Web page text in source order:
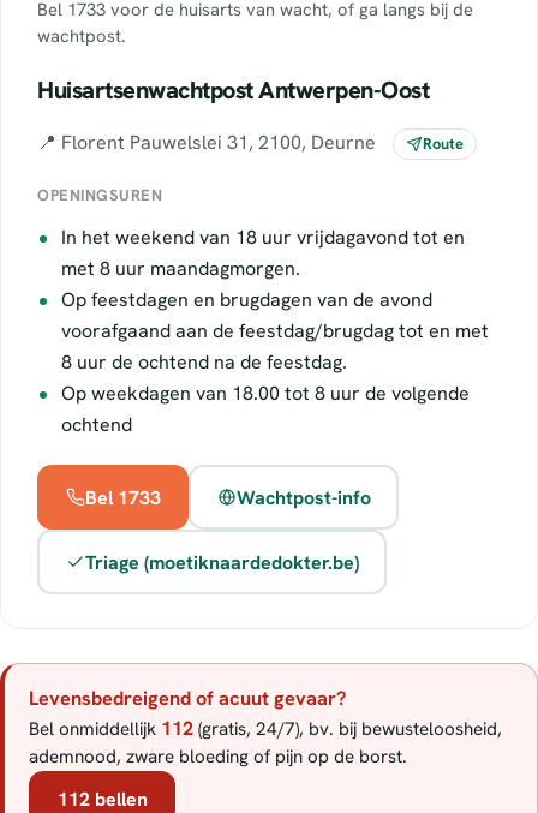
Bel 1733 voor de huisarts van wacht, of ga langs bij de
wachtpost.
Huisartsenwachtpost Antwerpen-Oost
📍 Florent Pauwelslei 31, 2100, Deurne Route
OPENINGSUREN
In het weekend van 18 uur vrijdagavond tot en
met 8 uur maandagmorgen.
Op feestdagen en brugdagen van de avond
voorafgaand aan de feestdag/brugdag tot en met
8 uur de ochtend na de feestdag.
Op weekdagen van 18.00 tot 8 uur de volgende
ochtend
Bel 1733 Wachtpost-info
Triage (moetiknaardedokter.be)
Levensbedreigend of acuut gevaar?
Bel onmiddellijk 112 (gratis, 24/7), bv. bij bewusteloosheid,
ademnood, zware bloeding of pijn op de borst.
112 bellen